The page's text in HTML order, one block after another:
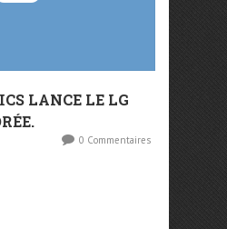
LANCE LE LG
0 Commentaires